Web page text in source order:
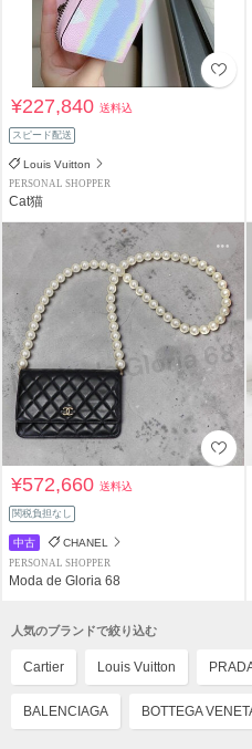
¥227,840送料込
スピード配送
Louis Vuitton
PERSONAL SHOPPER
Cat猫
¥572,660送料込
関税負担なし
中古 CHANEL
PERSONAL SHOPPER
Moda de Gloria 68
人気のブランドで絞り込む
Cartier Louis Vuitton
BALENCIAGA BOTTEGA